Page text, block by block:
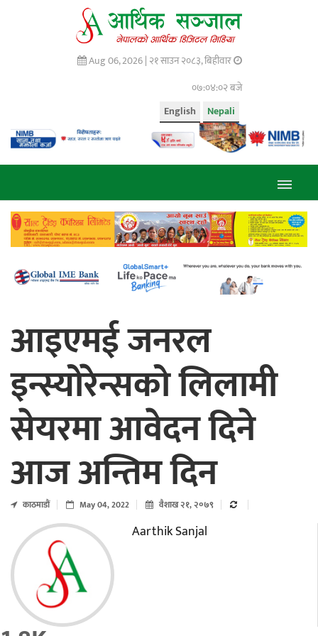
Aug 06, 2026 | २१ साउन २०८३, बिहीवार
०७:०४:०३ बजे
Nepali
English
आइएमई जनरल
इन्स्योरेन्सको लिलामी
सेयरमा आवेदन दिने
आज अन्तिम दिन
काठमाडाैं May 04, 2022 वैशाख २१, २०७९
Aarthik Sanjal